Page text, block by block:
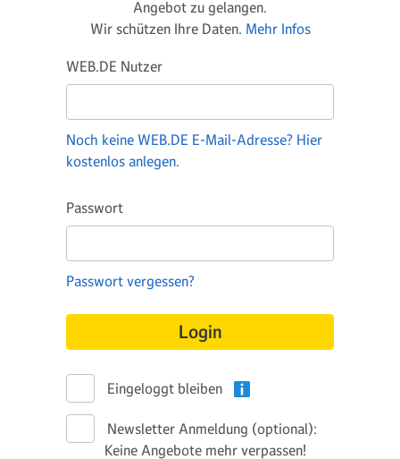
Angebot zu gelangen.
Wir schützen Ihre Daten. Mehr Infos
WEB.DE Nutzer
Noch keine WEB.DE E-Mail-Adresse? Hier
kostenlos anlegen.
Passwort
Passwort vergessen?
Login
Eingeloggt bleiben
Newsletter Anmeldung (optional):
Keine Angebote mehr verpassen!